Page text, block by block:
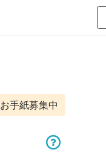
お手紙募集中